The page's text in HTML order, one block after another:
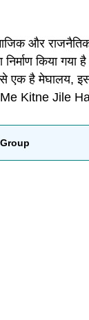
और
निर्माण किया
से एक है मेघालय,
Kitne Jile